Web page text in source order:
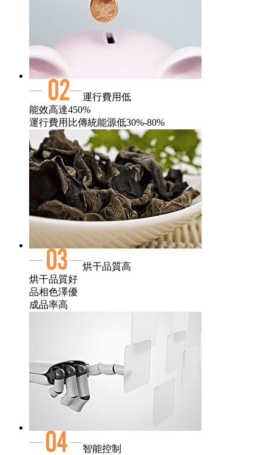
運行費用低
能效高達450%
運行費用比傳統能源低30%-80%
烘干品質高
烘干品質好
品相色澤優
成品率高
智能控制